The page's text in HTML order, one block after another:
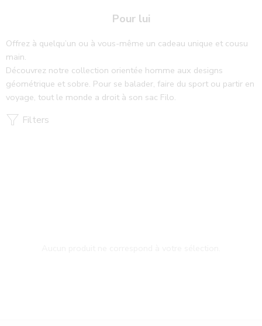
ensuite de la confection et des envois le 25 août 2026
Pour lui
Offrez à quelqu’un ou à vous-même un cadeau unique et cousu
main.
Découvrez notre collection orientée homme aux designs
géométrique et sobre. Pour se balader, faire du sport ou partir en
voyage, tout le monde a droit à son sac Filo.
Filters